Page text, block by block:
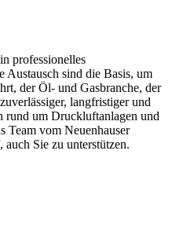
professionelles
Austausch sind die Basis, um
der Öl- und Gasbranche, der
langfristiger und
rund um Druckluftanlagen und
Team vom Neuenhauser
Sie zu unterstützen.